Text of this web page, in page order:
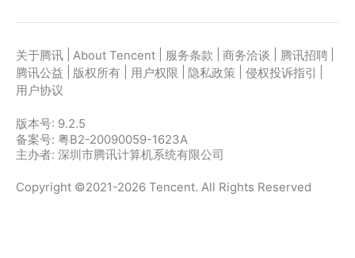
关于腾讯 About Tencent 服务条款 商务洽谈 腾讯招聘
腾讯公益
版权所有 用户权限 隐私政策 侵权投诉指引
用户协议
版本号: 9.2.5
备案号: 粤B2-20090059-1623A
主办者: 深圳市腾讯计算机系统有限公司
Copyright ©2021-2026 Tencent. All Rights Reserved